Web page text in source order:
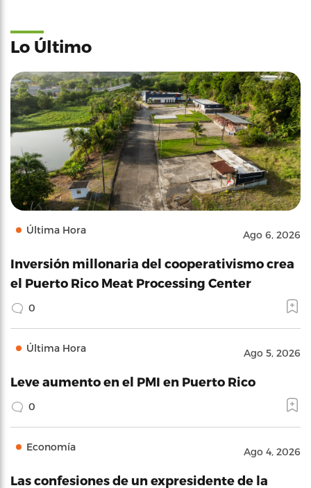
Lo Último
Última Hora Ago 6, 2026
Inversión millonaria del cooperativismo crea
el Puerto Rico Meat Processing Center
0
Última Hora Ago 5, 2026
Leve aumento en el PMI en Puerto Rico
0
Economía Ago 4, 2026
Las confesiones de un expresidente de la